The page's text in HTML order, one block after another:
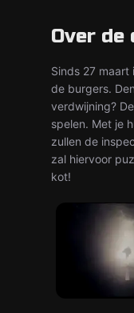
Over de
Sinds 27
de burgers.
verdwijning?
spelen. Met je
zullen de
zal hiervoor
kot!